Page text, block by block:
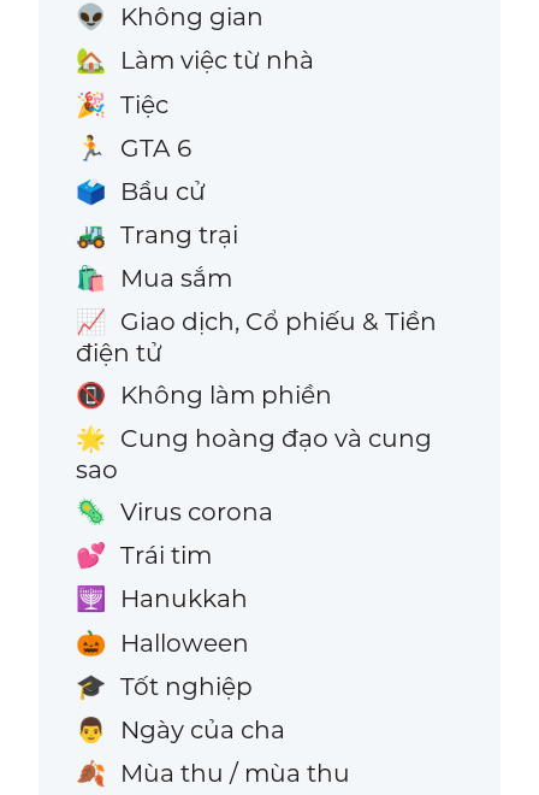
👽 Không gian
🏡 Làm việc từ nhà
🎉 Tiệc
🏃 GTA 6
🗳️ Bầu cử
🚜 Trang trại
🛍️ Mua sắm
📈
Giao dịch, Cổ phiếu & Tiền
điện tử
📵 Không làm phiền
🌟 Cung hoàng đạo và cung
sao
🦠 Virus corona
💕 Trái tim
🕎 Hanukkah
🎃 Halloween
🎓 Tốt nghiệp
👨 Ngày của cha
🍂 Mùa thu / mùa thu